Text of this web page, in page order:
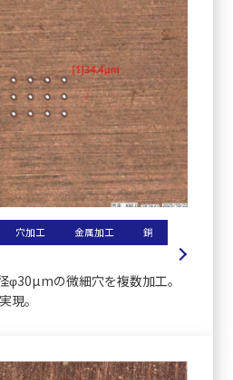
穴加工 金属加工 銅
の微細穴を複数加工。
現。